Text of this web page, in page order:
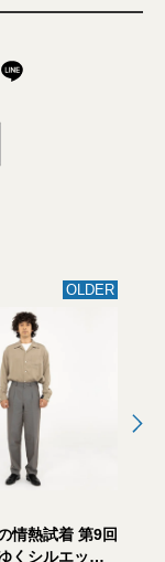
OLDER
情熱試着 第9回
くシルエッ